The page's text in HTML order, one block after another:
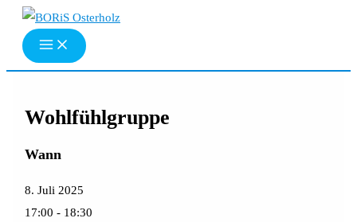
Zum
Inhalt
springen
Wohlfühlgruppe
Wann
8. Juli 2025
17:00 - 18:30